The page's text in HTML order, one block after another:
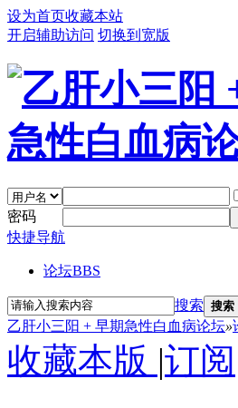
设为首页收藏本站
开启辅助访问 切换到宽版
密码
快捷导航
论坛BBS
搜索 搜索
乙肝小三阳 + 早期急性白血病论坛»
收藏本版 |订阅